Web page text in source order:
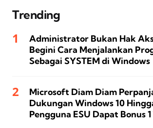
Trending
Administrator Bukan Hak
Begini Cara Menjalankan
Sebagai SYSTEM di Windows
Microsoft Diam Diam
Dukungan Windows 10
Pengguna ESU Dapat Bonus